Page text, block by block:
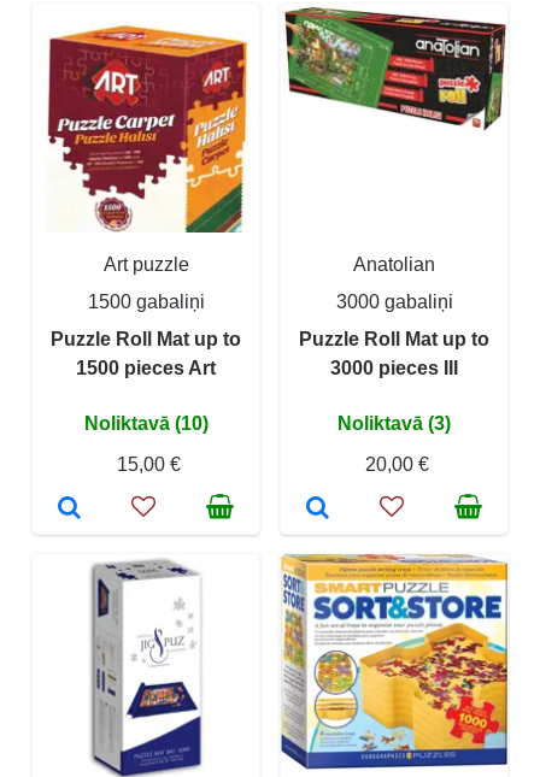
Art puzzle
1500 gabaliņi
Puzzle Roll Mat up to
1500 pieces Art
Noliktavā (10)
15,00 €
Anatolian
3000 gabaliņi
Puzzle Roll Mat up to
3000 pieces III
Noliktavā (3)
20,00 €